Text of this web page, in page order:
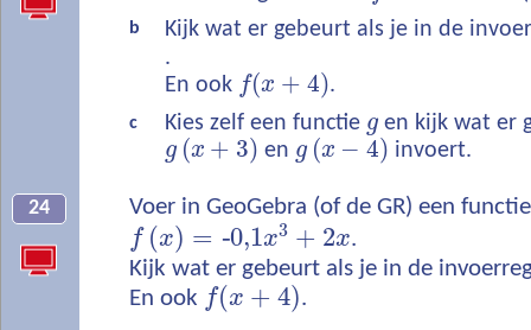
b
Kijk wat er gebeurt als je in de
.
En ook f(x + 4).
c Kies zelf een functie gen kijk wat er
g (x + 3) en g (x − 4) invoert.
24
Voer in GeoGebra (of de GR) een
f (x) = ‐0,1x3 + 2x.
Kijk wat er gebeurt als je in de
En ook f(x + 4).